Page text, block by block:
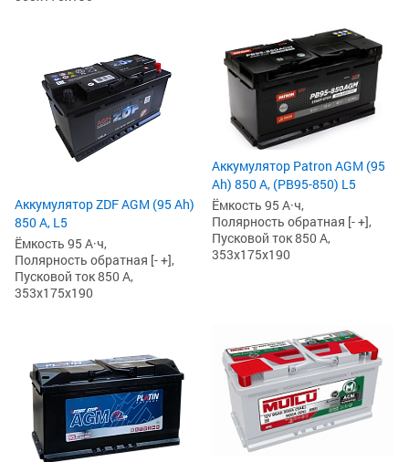
Аккумулятор ZDF AGM (95 Ah)
850 А, L5
Ёмкость 95 А·ч,
Полярность обратная [- +],
Пусковой ток 850 А,
353x175x190
Аккумулятор Patron AGM (95
Ah) 850 А, (PB95-850) L5
Ёмкость 95 А·ч,
Полярность обратная [- +],
Пусковой ток 850 А,
353x175x190